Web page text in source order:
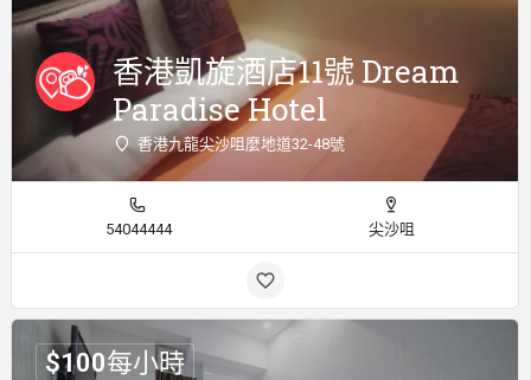
香港凱旋酒店11號 Dream
Paradise Hotel
香港九龍尖沙咀麼地道32-48號
54044444 尖沙咀
$100每小時